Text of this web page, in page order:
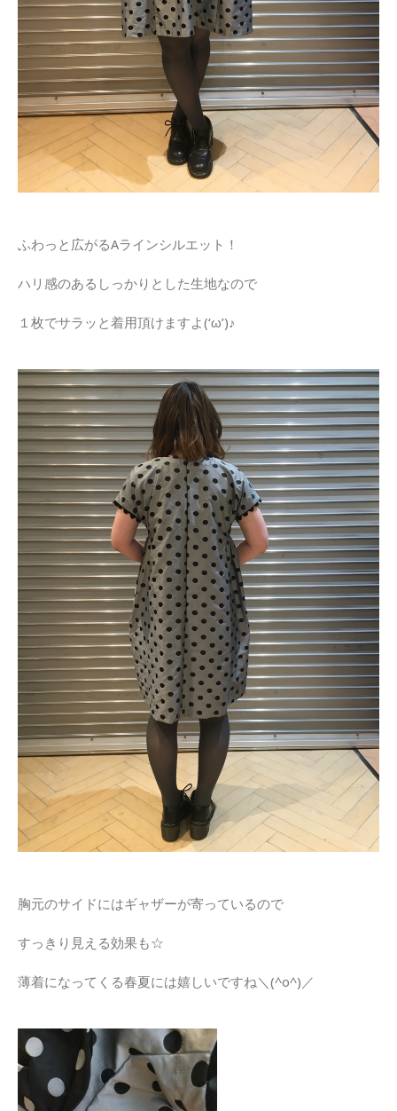
ふわっと広がるAラインシルエット！
ハリ感のあるしっかりとした生地なので
１枚でサラッと着用頂けますよ(‘ω’)♪
胸元のサイドにはギャザーが寄っているので
すっきり見える効果も☆
薄着になってくる春夏には嬉しいですね＼(^o^)／